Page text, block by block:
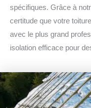
spécifiques. Grâce à
certitude que votre
avec le plus grand
isolation efficace pour